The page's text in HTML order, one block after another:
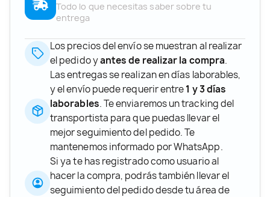
Todo lo que necesitas saber sobre tu
entrega
Los precios del envío se muestran al realizar
el pedido yantes de realizar la compra.
Las entregas se realizan en días laborables,
y el envío puede requerir entre1 y 3 días
laborables. Te enviaremos un tracking del
transportista para que puedas llevar el
mejor seguimiento del pedido. Te
mantenemos informado por WhatsApp.
Si ya te has registrado como usuario al
hacer la compra, podrás también llevar el
seguimiento del pedido desde tu área de